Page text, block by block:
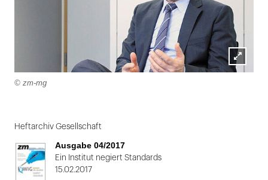
Lightbox
© zm-mg
1
von
2
Heftarchiv Gesellschaft
Ausgabe 04/2017
Ein Institut negiert Standards
15.02.2017